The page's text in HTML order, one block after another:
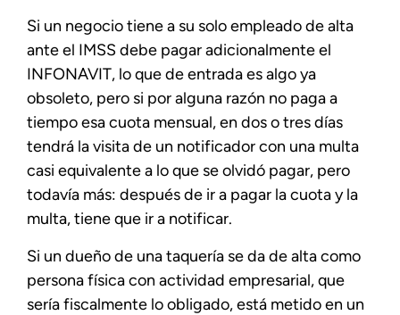
Si un negocio tiene a su solo empleado de alta
ante el IMSS debe pagar adicionalmente el
INFONAVIT, lo que de entrada es algo ya
obsoleto, pero si por alguna razón no paga a
tiempo esa cuota mensual, en dos o tres días
tendrá la visita de un notificador con una multa
casi equivalente a lo que se olvidó pagar, pero
todavía más: después de ir a pagar la cuota y la
multa, tiene que ir a notificar.
Si un dueño de una taquería se da de alta como
persona física con actividad empresarial, que
sería fiscalmente lo obligado, está metido en un